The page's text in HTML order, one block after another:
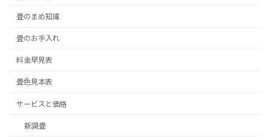
畳のまめ知識
畳のお手入れ
料金早見表
畳色見本表
サービスと価格
新調畳